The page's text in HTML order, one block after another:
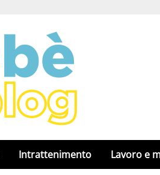
Intrattenimento Lavoro e